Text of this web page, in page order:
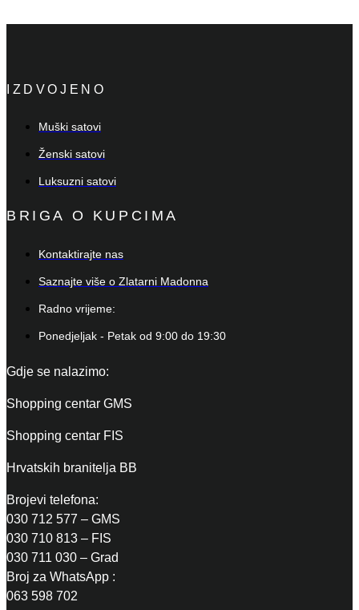
IZDVOJENO
Muški satovi
Ženski satovi
Luksuzni satovi
BRIGA O KUPCIMA
Kontaktirajte nas
Saznajte više o Zlatarni Madonna
Radno vrijeme:
Ponedjeljak - Petak od 9:00 do 19:30
Gdje se nalazimo:
Shopping centar GMS
Shopping centar FIS
Hrvatskih branitelja BB
Brojevi telefona:
030 712 577 – GMS
030 710 813 – FIS
030 711 030 – Grad
Broj za WhatsApp :
063 598 702